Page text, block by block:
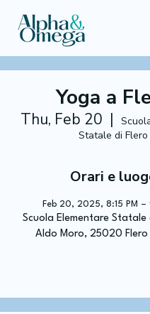
Yoga a
Thu, Feb 20
  |
Statale di Flero
Orari e
Feb 20, 2025, 8:15 PM –
Scuola Elementare Statale
Aldo Moro, 25020 Flero